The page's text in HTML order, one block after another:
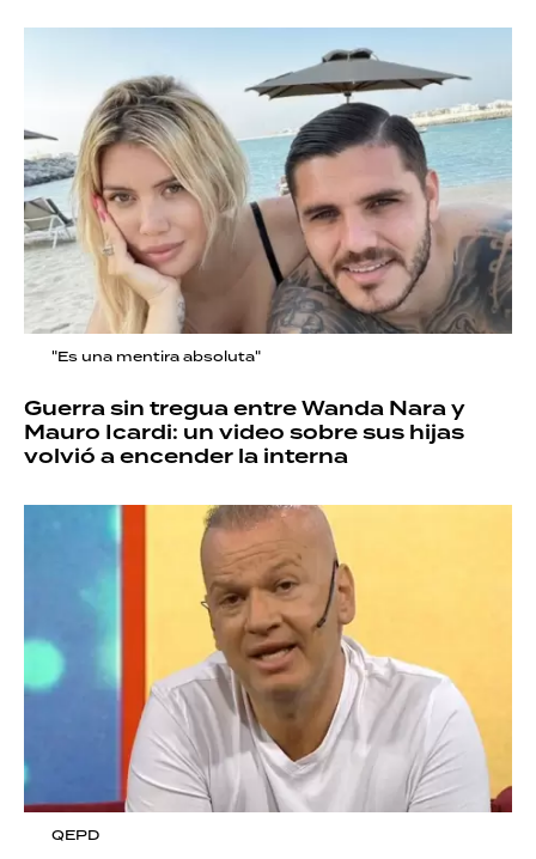
"Es una mentira absoluta"
Guerra sin tregua entre Wanda Nara y
Mauro Icardi: un video sobre sus hijas
volvió a encender la interna
QEPD